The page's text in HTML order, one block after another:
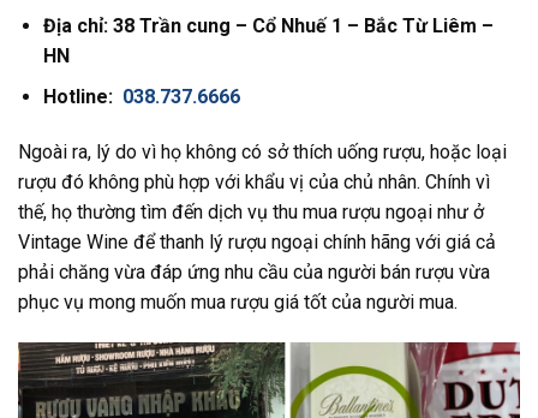
Địa chỉ: 38 Trần cung – Cổ Nhuế 1 – Bắc Từ Liêm –
HN
Hotline: 038.737.6666
Ngoài ra, lý do vì họ không có sở thích uống rượu, hoặc loại
rượu đó không phù hợp với khẩu vị của chủ nhân. Chính vì
thế, họ thường tìm đến dịch vụ thu mua rượu ngoại như ở
Vintage Wine để thanh lý rượu ngoại chính hãng với giá cả
phải chăng vừa đáp ứng nhu cầu của người bán rượu vừa
phục vụ mong muốn mua rượu giá tốt của người mua.